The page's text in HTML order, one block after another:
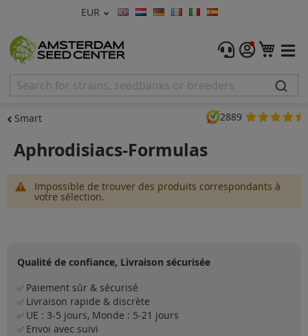
Devise
EUR Langue
Graines De Cannabis
Féminisée
Régulières
CBD Shop
Promos
Solden
Mon
Smart 2889
Aphrodisiacs-Formulas
Impossible de trouver des produits correspondants à
votre sélection.
Qualité de confiance, Livraison sécurisée
✅ Paiement sûr & sécurisé
✅ Livraison rapide & discrète
✅ UE : 3-5 jours, Monde : 5-21 jours
✅ Envoi avec suivi